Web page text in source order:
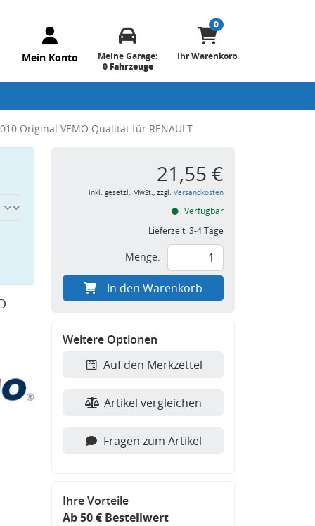
Mein Konto
Meine Garage:
0 Fahrzeuge
0
Ihr Warenkorb
Original VEMO Qualität für RENAULT
21,55 €
inkl. gesetzl. MwSt., zzgl. Versandkosten
Verfügbar
Lieferzeit:3-4 Tage
Menge:
In den Warenkorb
Weitere Optionen
Auf den Merkzettel
Artikel vergleichen
Fragen zum Artikel
Ihre Vorteile
Ab 50 € Bestellwert